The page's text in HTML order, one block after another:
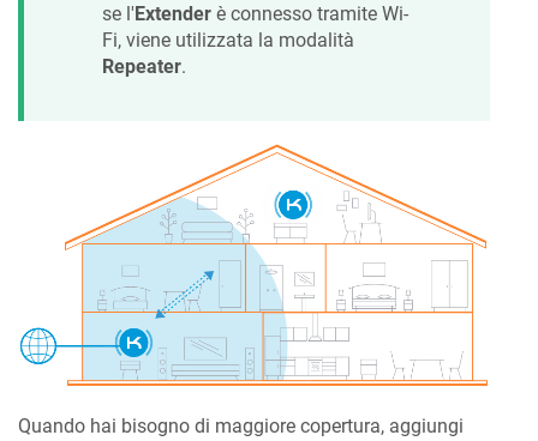
se l'Extender è connesso tramite Wi-
Fi, viene utilizzata la modalità
Repeater.
Quando hai bisogno di maggiore copertura, aggiungi